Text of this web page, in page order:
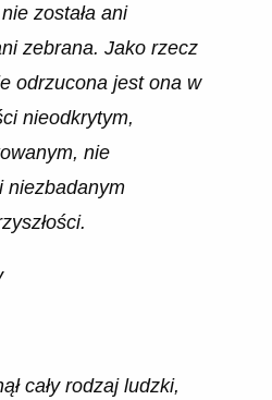
została ani
zebrana. Jako rzecz
odrzucona jest ona w
nieodkrytym,
nie
niezbadanym
cały rodzaj ludzki,